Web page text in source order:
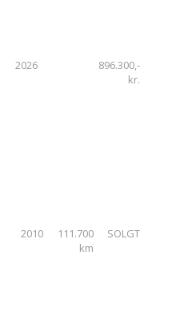
2026
896.300,-
kr.
2010
111.700
km
SOLGT